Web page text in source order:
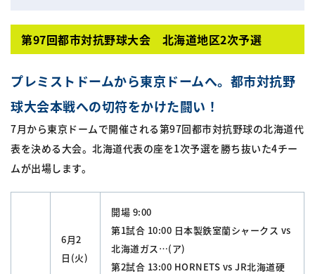
第97回都市対抗野球大会 北海道地区2次予選
プレミストドームから東京 ドームへ。都市対抗野
球大会本戦への切符をかけた闘い！
7月から東京ドームで開催される第97回都市対抗野球の北海道代
表を決める大会。北海道代表の座を1次予選を勝ち抜いた4チー
ムが出場します。
6月2
日(火)
開場 9:00
第1試合 10:00 日本製鉄室蘭シャークス vs
北海道ガス…(ア)
第2試合 13:00 HORNETS vs JR北海道硬